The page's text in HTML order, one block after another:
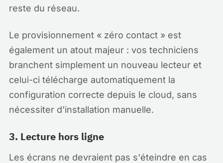
reste du réseau.
Le provisionnement « zéro contact » est
également un atout majeur : vos techniciens
branchent simplement un nouveau lecteur et
celui-ci télécharge automatiquement la
configuration correcte depuis le cloud, sans
nécessiter d'installation manuelle.
3. Lecture hors ligne
Les écrans ne devraient pas s'éteindre en cas